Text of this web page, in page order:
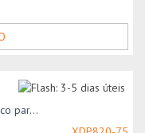
par...